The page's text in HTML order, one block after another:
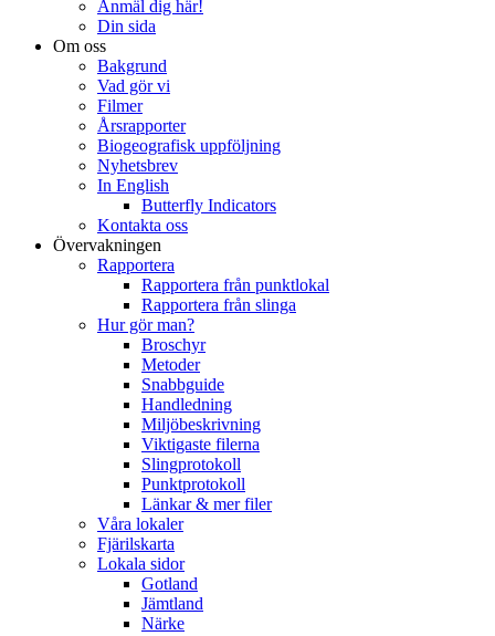
Anmäl dig här!
Din sida
Om oss
Bakgrund
Vad gör vi
Filmer
Årsrapporter
Biogeografisk uppföljning
Nyhetsbrev
In English
Butterfly Indicators
Kontakta oss
Övervakningen
Rapportera
Rapportera från punktlokal
Rapportera från slinga
Hur gör man?
Broschyr
Metoder
Snabbguide
Handledning
Miljöbeskrivning
Viktigaste filerna
Slingprotokoll
Punktprotokoll
Länkar & mer filer
Våra lokaler
Fjärilskarta
Lokala sidor
Gotland
Jämtland
Närke